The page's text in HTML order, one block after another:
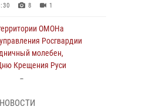
8 1
ОМОНа
Росгвардии
молебен,
Крещения Руси
сотрудники